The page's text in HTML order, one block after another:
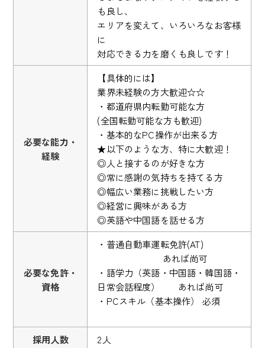
も良し、
エリアを変えて、いろいろなお客様
に
対応できる力を磨くも良しです！
必要な能力・
経験
【具体的には】
業界未経験の方大歓迎☆☆
・都道府県内転勤可能な方
(全国転勤可能な方も歓迎)
・基本的なPC操作が出来る方
★以下のような方、特に大歓迎！
◎人と接するのが好きな方
◎常に感謝の気持ちを持てる方
◎幅広い業務に挑戦したい方
◎経営に興味がある方
◎英語や中国語を話せる方
必要な免許・
資格
・普通自動車運転免許(AT)
あれば尚可
・語学力（英語・中国語・韓国語・
日常会話程度） あれば尚可
・PCスキル（基本操作） 必須
採用人数
2人